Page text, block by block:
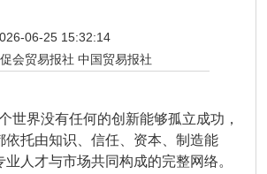
06-25 15:32:14
会贸易报社 中国贸易报社
世界没有任何的创新能够孤立成功，
依托由知识、信任、资本、制造能
人才与市场共同构成的完整网络。